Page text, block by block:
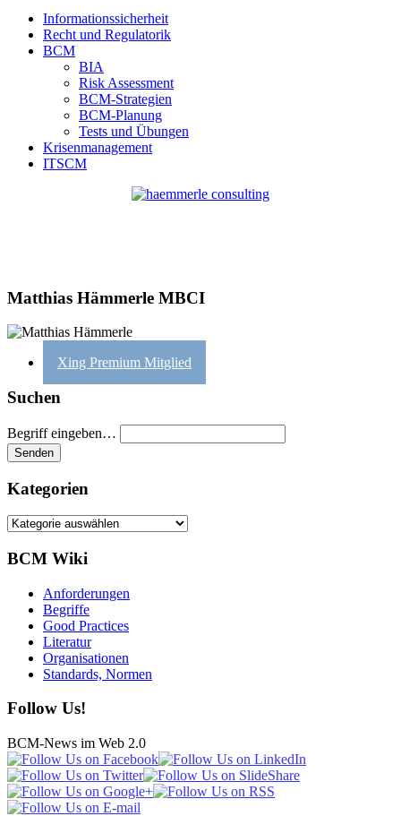
Informationssicherheit
Recht und Regulatorik
BCM
BIA
Risk Assessment
BCM-Strategien
BCM-Planung
Tests und Übungen
Krisenmanagement
ITSCM
Matthias Hämmerle MBCI
Xing Premium Mitglied
Suchen
Begriff eingeben…
Kategorien
Kategorien
BCM Wiki
Anforderungen
Begriffe
Good Practices
Literatur
Organisationen
Standards, Normen
Follow Us!
BCM-News im Web 2.0